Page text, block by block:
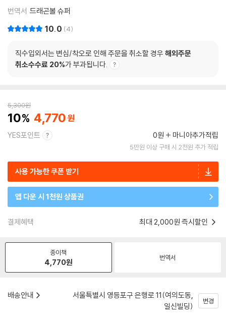
번역서 드래곤볼 슈퍼
10.0 4
직수입외서는 변심/착오로 인해 주문을 취소할 경우 해외주문
취소수수료 20%가 부과됩니다.
5,300원
10 4,770
YES포인트 0원 마니아추가적립
5만원 이상 구매 시 2천원 추가 적립
사용 가능한 쿠폰 받기
앱 다운 시 1천원 상품권
결제혜택 최대 2,000원 즉시할인
종이책
4,770원 번역서
배송안내
서울특별시 영등포구 은행로 11(여의도동,
일신빌딩)
변경